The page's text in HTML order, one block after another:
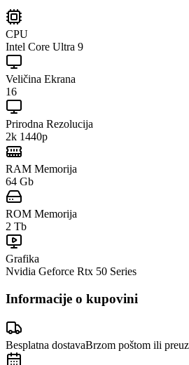
CPU
Intel Core Ultra 9
Veličina Ekrana
16
Prirodna Rezolucija
2k 1440p
RAM Memorija
64 Gb
ROM Memorija
2 Tb
Grafika
Nvidia Geforce Rtx 50 Series
Informacije o kupovini
Besplatna dostavaBrzom poštom ili